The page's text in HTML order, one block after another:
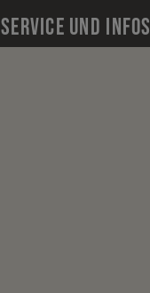
SERVICE UND INFOS